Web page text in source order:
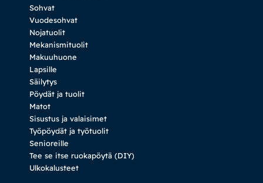
Sohvat
Vuodesohvat
Nojatuolit
Mekanismituolit
Makuuhuone
Lapsille
Säilytys
Pöydät ja tuolit
Matot
Sisustus ja valaisimet
Työpöydät ja työtuolit
Senioreille
Tee se itse ruokapöytä (DIY)
Ulkokalusteet